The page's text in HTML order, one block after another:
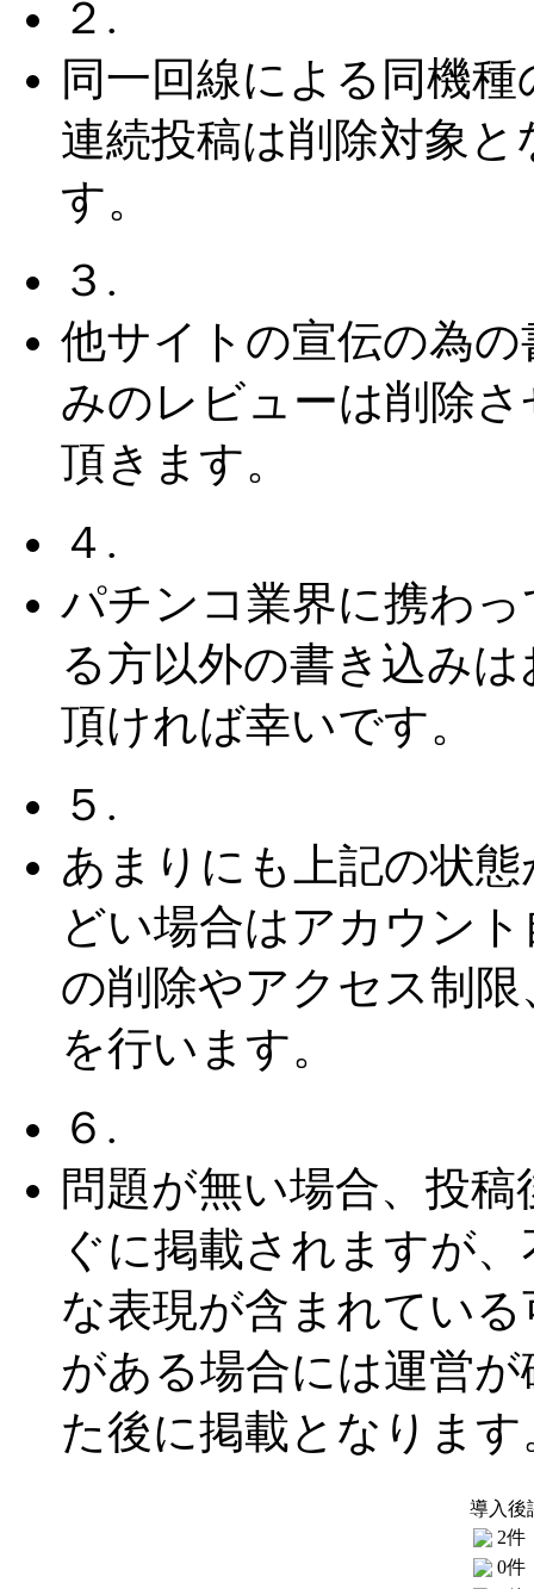
２.
同一回線による同機種
連続投稿は削除対象と
す。
３.
他サイトの宣伝の為の
みのレビューは削除さ
頂きます。
４.
パチンコ業界に携わっ
る方以外の書き込みは
頂ければ幸いです。
５.
あまりにも上記の状態
どい場合はアカウント
の削除やアクセス制限
を行います。
６.
問題が無い場合、投稿
ぐに掲載されますが
な表現が含まれている
がある場合には運営が
た後に掲載となります
導入後
2件
0件